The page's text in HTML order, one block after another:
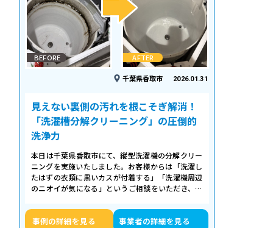
BEFORE AFTER
千葉県香取市 2026.01.31
見えない裏側の汚れを根こそぎ解消！
「洗濯槽分解クリーニング」の圧倒的
洗浄力
本日は千葉県香取市にて、縦型洗濯機の分解クリー
ニングを実施いたしました。お客様からは「洗濯し
たはずの衣類に黒いカスが付着する」「洗濯機周辺
のニオイが気になる」というご相談をいただき、内
事例の詳細を見る 事業者の詳細を見る